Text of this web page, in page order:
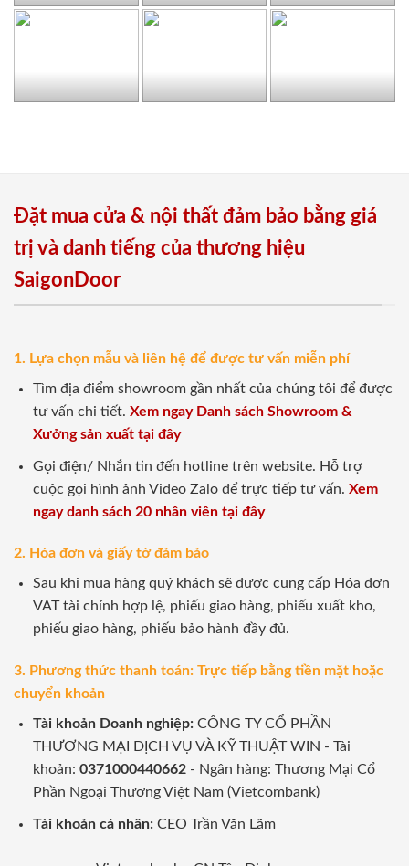
Đặt mua cửa & nội thất đảm bảo bằng giá
trị và danh tiếng của thương hiệu
SaigonDoor
1. Lựa chọn mẫu và liên hệ để được tư vấn miễn phí
Tìm địa điểm showroom gần nhất của chúng tôi để được
tư vấn chi tiết. Xem ngay Danh sách Showroom &
Xưởng sản xuất tại đây
Gọi điện/ Nhắn tin đến hotline trên website. Hỗ trợ
cuộc gọi hình ảnh Video Zalo để trực tiếp tư vấn. Xem
ngay danh sách 20 nhân viên tại đây
2. Hóa đơn và giấy tờ đảm bảo
Sau khi mua hàng quý khách sẽ được cung cấp Hóa đơn
VAT tài chính hợp lệ, phiếu giao hàng, phiếu xuất kho,
phiếu giao hàng, phiếu bảo hành đầy đủ.
3. Phương thức thanh toán: Trực tiếp bằng tiền mặt hoặc
chuyển khoản
Tài khoản Doanh nghiệp:CÔNG TY CỔ PHẦN
THƯƠNG MẠI DỊCH VỤ VÀ KỸ THUẬT WIN - Tài
khoản: 0371000440662- Ngân hàng: Thương Mại Cổ
Phần Ngoại Thương Việt Nam (Vietcombank)
Tài khoản cá nhân: CEO Trần Văn Lãm